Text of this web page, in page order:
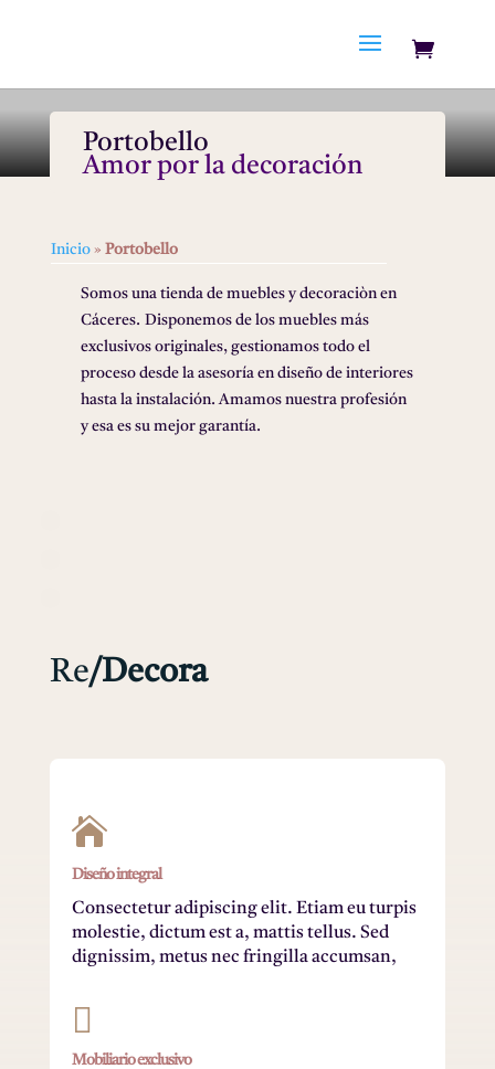
Portobello
Amor por la decoración
Inicio» Portobello
Somos una tienda de muebles y decoraciòn en
Cáceres. Disponemos de los muebles más
exclusivos originales, gestionamos todo el
proceso desde la asesoría en diseño de interiores
hasta la instalación. Amamos nuestra profesión
y esa es su mejor garantía.
Re/Decora

Diseño integral
Consectetur adipiscing elit. Etiam eu turpis
molestie, dictum est a, mattis tellus. Sed
dignissim, metus nec fringilla accumsan,

Mobiliario exclusivo